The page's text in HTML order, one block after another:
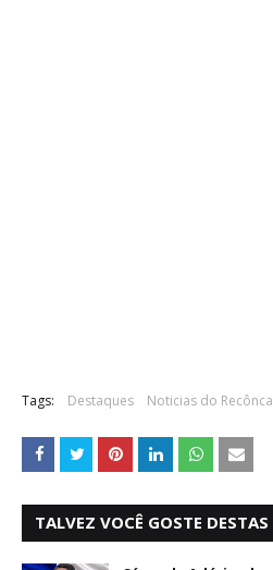
Tags: Destaques Noticias do
TALVEZ VOCÊ GOSTE